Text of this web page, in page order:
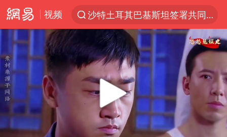
视频
沙特土耳其巴基斯坦签署共同防务协议
“秋天的第一杯奶茶”6岁了
全球首个长时储能一体化产业园量产
台风白海豚已进入24小时警戒线
四川宜宾市高县4.9级地震致1人死亡
中国女篮70-67险胜尼日利亚女篮